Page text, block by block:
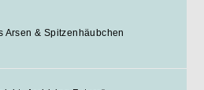
Arsen & Spitzenhäubchen